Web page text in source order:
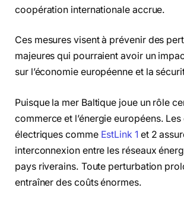
coopération internationale accrue.
Ces mesures visent à prévenir des
majeures qui pourraient avoir un
sur l’économie européenne et la
Puisque la mer Baltique joue un rôle
commerce et l’énergie européens.
électriques comme EstLink 1 et 2
interconnexion entre les réseaux
pays riverains. Toute perturbation
entraîner des coûts énormes.